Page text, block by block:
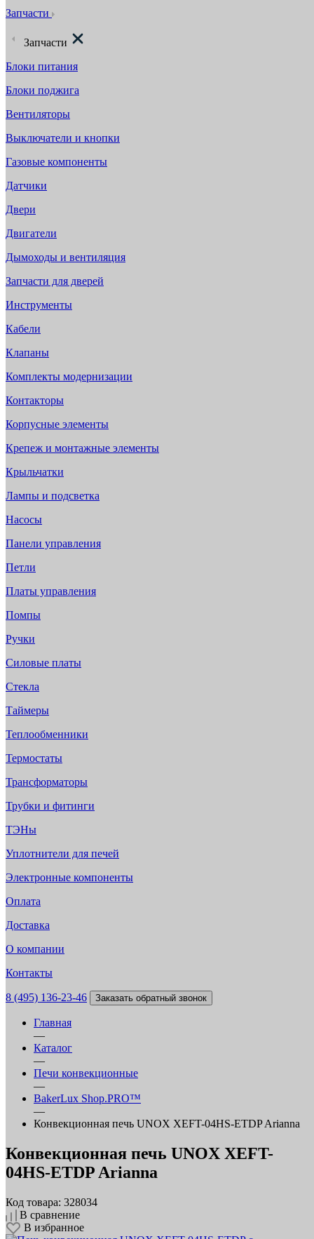
Запчасти
Запчасти
Блоки питания
Блоки поджига
Вентиляторы
Выключатели и кнопки
Газовые компоненты
Датчики
Двери
Двигатели
Дымоходы и вентиляция
Запчасти для дверей
Инструменты
Кабели
Клапаны
Комплекты модернизации
Контакторы
Корпусные элементы
Крепеж и монтажные элементы
Крыльчатки
Лампы и подсветка
Насосы
Панели управления
Петли
Платы управления
Помпы
Ручки
Силовые платы
Стекла
Таймеры
Теплообменники
Термостаты
Трансформаторы
Трубки и фитинги
ТЭНы
Уплотнители для печей
Электронные компоненты
Оплата
Доставка
О компании
Контакты
8 (495) 136-23-46 Заказать обратный звонок
Главная
—
Каталог
—
Печи конвекционные
—
BakerLux Shop.PRO™
—
Конвекционная печь UNOX XEFT-04HS-ETDP Arianna
Конвекционная печь UNOX XEFT-
04HS-ETDP Arianna
Код товара: 328034
В сравнение
В избранное